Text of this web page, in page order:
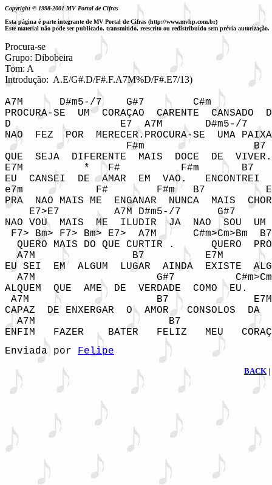
Copyright © 1998-2001 MV Portal de Cifras
Esta página é parte integrante de MV Portal de Cifras (http://www.mvhp.com.br)
Este material não pode ser publicado, transmitido, reescrito ou redistribuído sem prévia autorização.
Procura-se
Grupo: Dibobeira
Tom: A
Introdução:  A.E/G#.D/F#.F.A7M%D/F#.E7/13)
A7M      D#m5-/7    G#7        C#m
PROCURA-SE  UM  CORAÇAO  CARENTE  CANSADO
D                  E7  A7M       D#m5-/7
NAO  FEZ  POR  MERECER.PROCURA-SE  UMA
                    F#m                  B7
QUE  SEJA  DIFERENTE  MAIS  DOCE  DE  VIVER.
E7M          *   F#          F#m       B7
EU  CANSEI  DE  AMAR  EM  VAO.   ENCONTREI
e7m            F#        F#m   B7
PRA  NAO MAIS ME  ENGANAR  NUNCA  MAIS
E7>E7         A7M D#m5-/7      G#7
NAO VOU  MAIS  ME  ILUDIR  JA  NAO  SOU  UM
F7> Bm> F7> Bm> E7>  A7M
QUERO MAIS DO QUE CURTIR .      QUERO
A7M                B7          E7M
EU SEI  EM  ALGUM  LUGAR  AINDA  EXISTE
A7M                    G#7
ALQUEM  QUE  AME  DE  VERDADE  COMO  EU.
A7M                     B7
CAPAZ  DE ENXERGAR  O  AMOR   CONSOLOS  DA
A7M                      B7
Enviada por Felipe
BACK |